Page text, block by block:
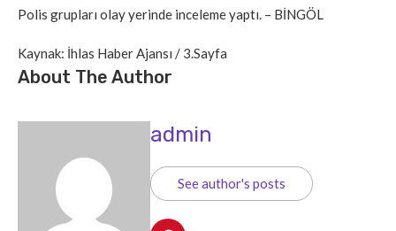
Polis grupları olay yerinde inceleme yaptı. – BİNGÖL
Kaynak: İhlas Haber Ajansı / 3.Sayfa
About The Author
admin
See author's posts